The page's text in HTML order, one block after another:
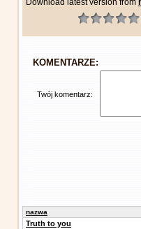
Download latest version from
KOMENTARZE:
Twój komentarz:
nazwa
Truth to you